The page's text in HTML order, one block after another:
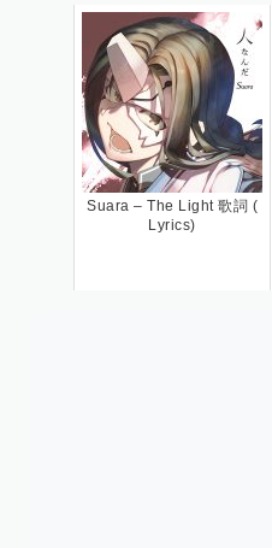
Suara – The Light 歌詞 (
Lyrics)